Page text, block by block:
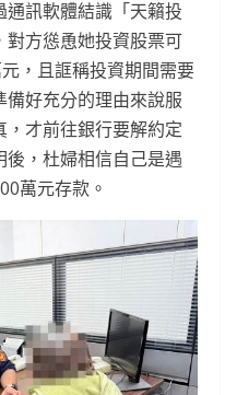
訊軟體結識「天籟投
方慫恿她投資股票可
，且誆稱投資期間需要
好充分的理由來說服
才前往銀行要解約定
，杜婦相信自己是遇
萬元存款。